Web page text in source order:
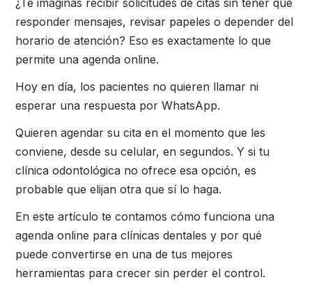
responder mensajes, revisar papeles o depender del
horario de atención? Eso es exactamente lo que
permite una agenda online.
Hoy en día, los pacientes no quieren llamar ni
esperar una respuesta por WhatsApp.
Quieren agendar su cita en el momento que les
conviene, desde su celular, en segundos. Y si tu
clínica odontológica no ofrece esa opción, es
probable que elijan otra que sí lo haga.
En este artículo te contamos cómo funciona una
agenda online para clínicas dentales y por qué
puede convertirse en una de tus mejores
herramientas para crecer sin perder el control.